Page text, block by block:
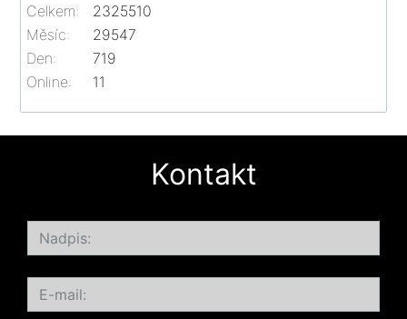
Online: 11
Celkem:
2325510
Měsíc:
29547
Den:
719
Kontakt